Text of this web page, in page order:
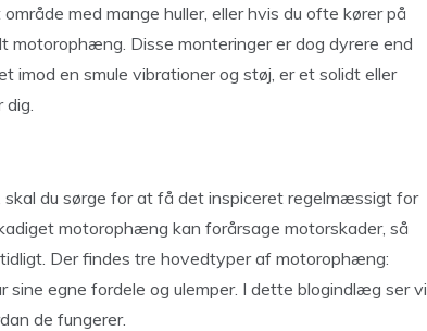
med mange huller, eller hvis du ofte kører på
Disse monteringer er dog dyrere end
imod en smule vibrationer og støj, er et solidt eller
dig.
du sørge for at få det inspiceret regelmæssigt for
motorophæng kan forårsage motorskader, så
Der findes tre hovedtyper af motorophæng:
egne fordele og ulemper. I dette blogindlæg ser vi
de fungerer.